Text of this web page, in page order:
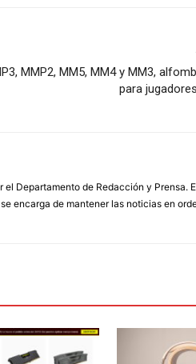
MMP2, MM5, MM4 y MM3,
para
Departamento de Redacción y Prensa.
encarga de mantener las noticias en